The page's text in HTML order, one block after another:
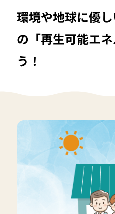
環境や地球に優
の「再生可能エ
う！